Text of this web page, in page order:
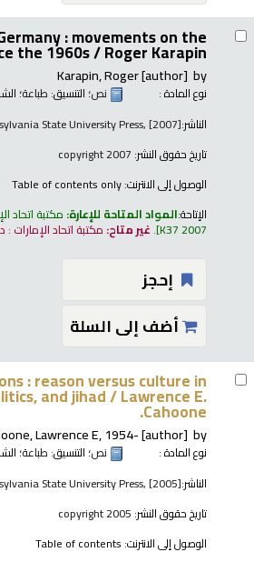
: movements on the
the 1960s /Roger Karapin.
by
Karapin, Roger[author]
نوع المادة : نص؛ التنسيق: طباعة؛
الناشر:State University Press, [2007]
تاريخ حقوق النشر:
الوصول إلى الانترنت:Table of contents only
الإتاحة:المواد المتاحة للإعارة: مكتبة اتحاد
K37 2007
.غير متاح: مكتبة اتحاد الإمارات
إحجز
أضف إلى السلة
: reason versus culture in
and jihad /Lawrence E.
Cahoone.
by
Lawrence E, 1954-[author]
نوع المادة : نص؛ التنسيق: طباعة؛
الناشر:State University Press, [2005]
تاريخ حقوق النشر:
الوصول إلى الانترنت: Table of contents